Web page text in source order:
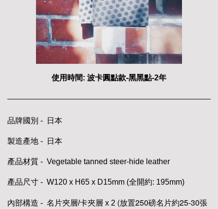
使用時間: 波卡圓點款-黑黑點-2年
品牌國別 - 日本
製造產地 - 日本
產品材質 - Vegetable tanned steer-hide leather
產品尺寸 - W120 x H65 x D15mm (全開約: 195mm)
內部構造 - 名片夾層/卡夾層 x 2 (放置250磅名片約25-30張